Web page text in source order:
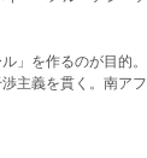
」を作るのが目的
主義を貫く。南ア